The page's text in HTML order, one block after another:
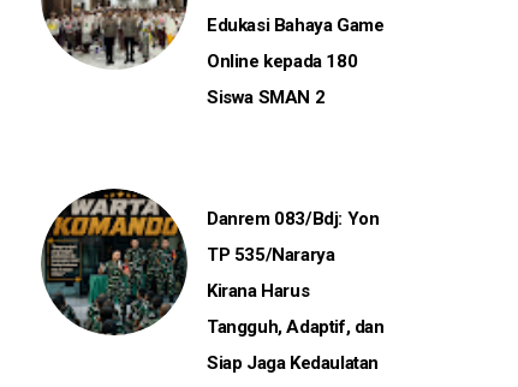
Edukasi Bahaya Game
Online kepada 180
Siswa SMAN 2
Danrem 083/Bdj: Yon
TP 535/Nararya
Kirana Harus
Tangguh, Adaptif, dan
Siap Jaga Kedaulatan